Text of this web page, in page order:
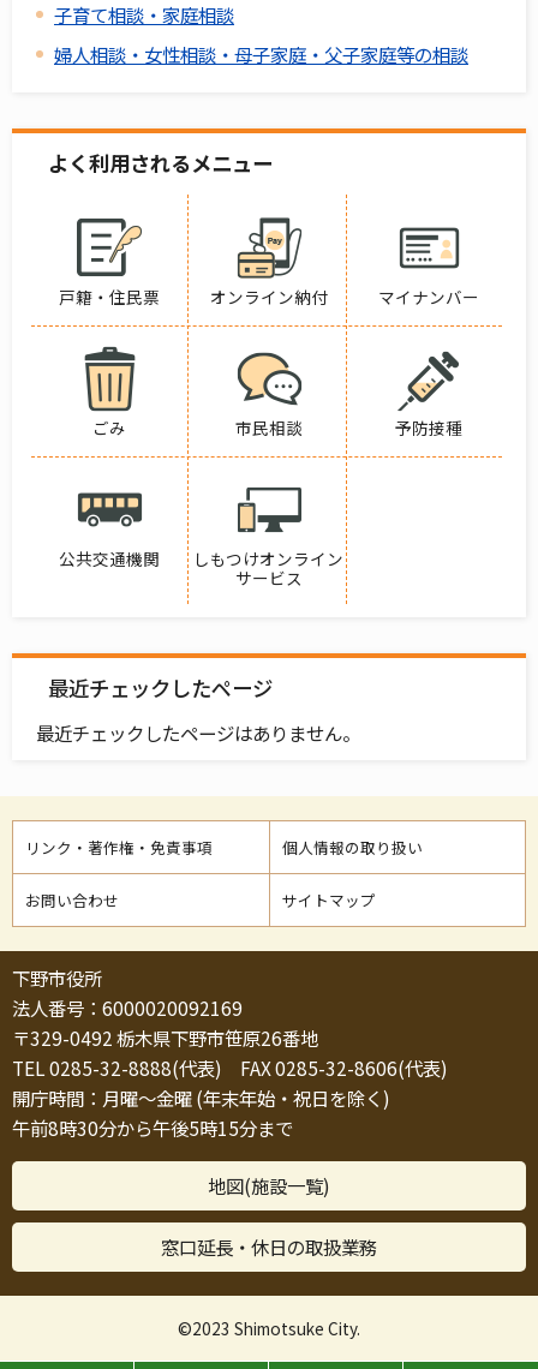
子育て相談・家庭相談
婦人相談・女性相談・母子家庭・父子家庭等の相談
よく利用されるメニュー
戸籍・住民票 オンライン納付 マイナンバー
ごみ 市民相談 予防接種
公共交通機関
しもつけオンライン
サービス
最近チェックしたページ
最近チェックしたページはありません。
リンク・著作権・免責事項 個人情報の取り扱い
お問い合わせ サイトマップ
下野市役所
法人番号：6000020092169
〒329-0492 栃木県下野市笹原26番地
TEL 0285-32-8888(代表) FAX 0285-32-8606(代表)
開庁時間：月曜～金曜 (年末年始・祝日を除く)
午前8時30分から午後5時15分まで
地図(施設一覧)
窓口延長・休日の取扱業務
©2023 Shimotsuke City.